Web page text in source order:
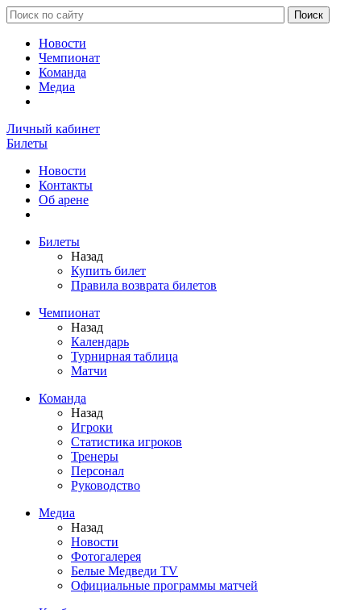
Новости
Чемпионат
Команда
Медиа
Личный кабинет
Билеты
Новости
Контакты
Об арене
Билеты
Назад
Купить билет
Правила возврата билетов
Чемпионат
Назад
Календарь
Турнирная таблица
Матчи
Команда
Назад
Игроки
Статистика игроков
Тренеры
Персонал
Руководство
Медиа
Назад
Новости
Фотогалерея
Белые Медведи TV
Официальные программы матчей